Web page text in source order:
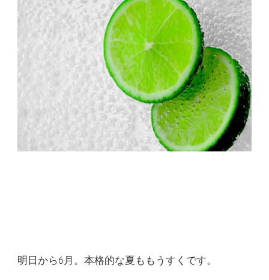
明日から6月。本格的な夏ももうすくです。